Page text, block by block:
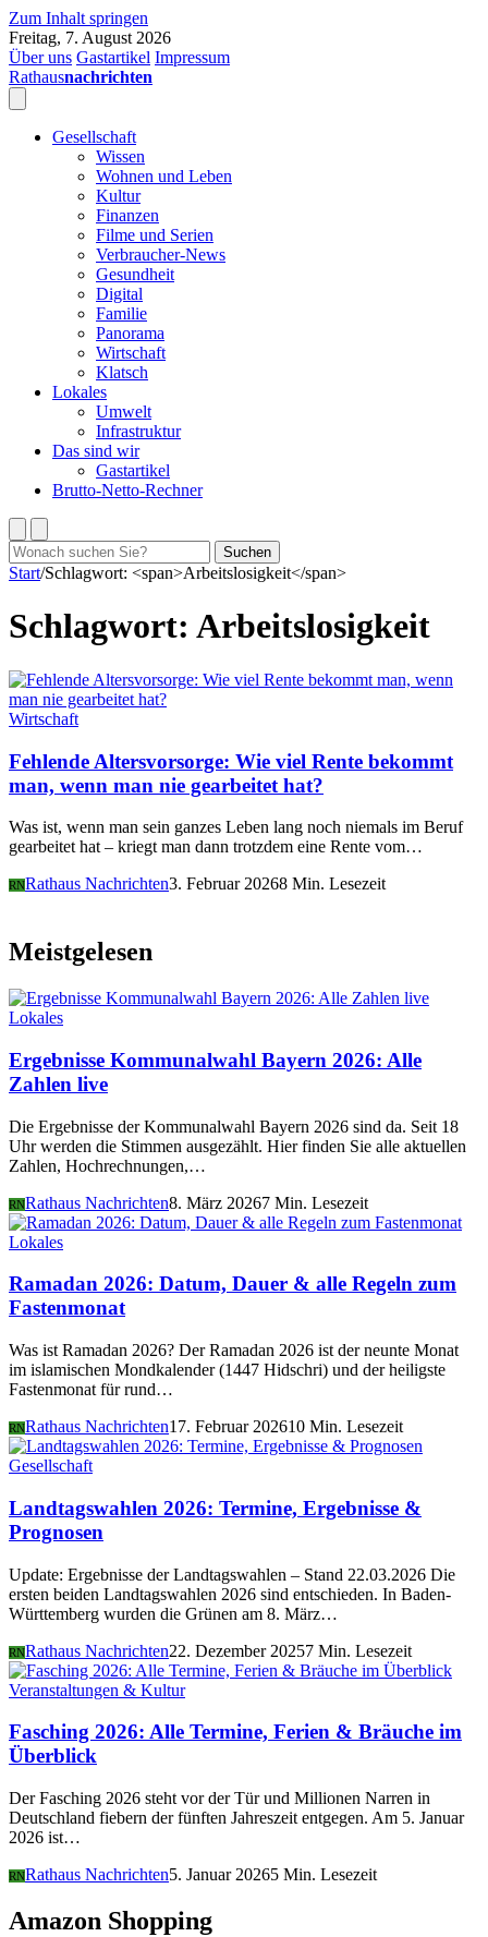
Zum Inhalt springen
Freitag, 7. August 2026
Über uns Gastartikel Impressum
Rathausnachrichten
Gesellschaft
Wissen
Wohnen und Leben
Kultur
Finanzen
Filme und Serien
Verbraucher-News
Gesundheit
Digital
Familie
Panorama
Wirtschaft
Klatsch
Lokales
Umwelt
Infrastruktur
Das sind wir
Gastartikel
Brutto-Netto-Rechner
Suchen
nach:
Suchen
Start/Schlagwort: <span>Arbeitslosigkeit</span>
Schlagwort: Arbeitslosigkeit
Wirtschaft
Fehlende Altersvorsorge: Wie viel Rente bekommt
man, wenn man nie gearbeitet hat?
Was ist, wenn man sein ganzes Leben lang noch niemals im Beruf
gearbeitet hat – kriegt man dann trotzdem eine Rente vom…
RNRathaus Nachrichten3. Februar 20268 Min. Lesezeit
Meistgelesen
Lokales
Ergebnisse Kommunalwahl Bayern 2026: Alle
Zahlen live
Die Ergebnisse der Kommunalwahl Bayern 2026 sind da. Seit 18
Uhr werden die Stimmen ausgezählt. Hier finden Sie alle aktuellen
Zahlen, Hochrechnungen,…
RNRathaus Nachrichten8. März 20267 Min. Lesezeit
Lokales
Ramadan 2026: Datum, Dauer & alle Regeln zum
Fastenmonat
Was ist Ramadan 2026? Der Ramadan 2026 ist der neunte Monat
im islamischen Mondkalender (1447 Hidschri) und der heiligste
Fastenmonat für rund…
RNRathaus Nachrichten17. Februar 202610 Min. Lesezeit
Gesellschaft
Landtagswahlen 2026: Termine, Ergebnisse &
Prognosen
Update: Ergebnisse der Landtagswahlen – Stand 22.03.2026 Die
ersten beiden Landtagswahlen 2026 sind entschieden. In Baden-
Württemberg wurden die Grünen am 8. März…
RNRathaus Nachrichten22. Dezember 20257 Min. Lesezeit
Veranstaltungen & Kultur
Fasching 2026: Alle Termine, Ferien & Bräuche im
Überblick
Der Fasching 2026 steht vor der Tür und Millionen Narren in
Deutschland fiebern der fünften Jahreszeit entgegen. Am 5. Januar
2026 ist…
RNRathaus Nachrichten5. Januar 20265 Min. Lesezeit
Amazon Shopping